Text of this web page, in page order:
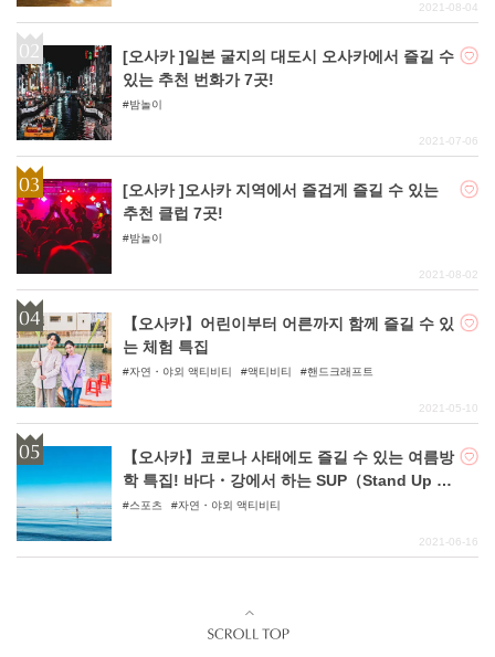
2021-08-04
[오사카 ]일본 굴지의 대도시 오사카에서 즐길 수
있는 추천 번화가 7곳!
밤놀이
2021-07-06
[오사카 ]오사카 지역에서 즐겁게 즐길 수 있는
추천 클럽 7곳!
밤놀이
2021-08-02
【오사카】어린이부터 어른까지 함께 즐길 수 있
는 체험 특집
자연・야외 액티비티 액티비티 핸드크래프트
2021-05-10
【오사카】코로나 사태에도 즐길 수 있는 여름방
학 특집! 바다・강에서 하는 SUP（Stand Up Pa
ddle）체험, SUP 요가 체험
스포츠 자연・야외 액티비티
2021-06-16